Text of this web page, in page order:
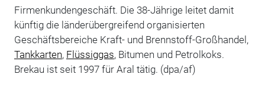
Firmenkundengeschäft. Die 38-Jährige leitet damit
künftig die länderübergreifend organisierten
Geschäftsbereiche Kraft- und Brennstoff-Großhandel,
Tankkarten, Flüssiggas, Bitumen und Petrolkoks.
Brekau ist seit 1997 für Aral tätig. (dpa/af)